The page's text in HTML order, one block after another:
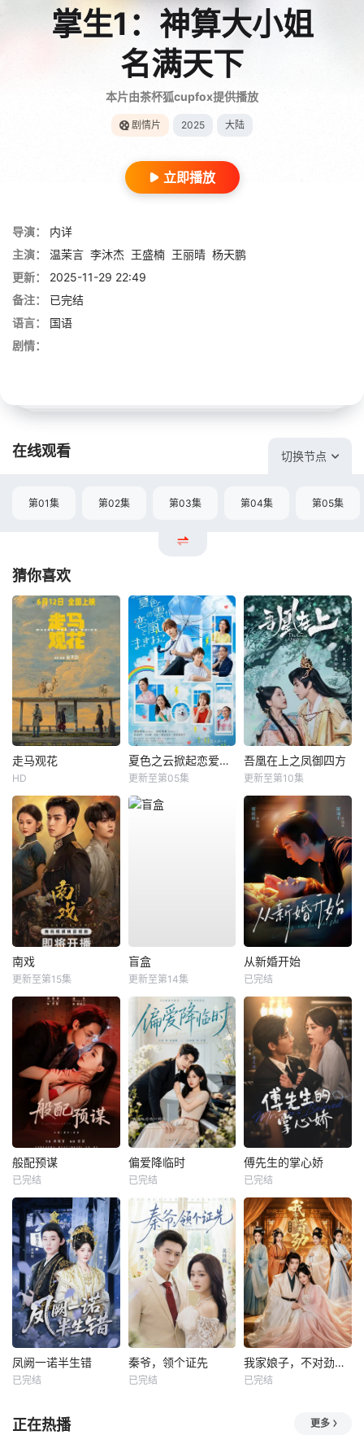
掌生1：神算大小姐
名满天下
本片由茶杯狐cupfox提供播放
剧情片 2025 大陆
立即播放
导演：
内详
主演：
温茉言 李沐杰 王盛楠 王丽晴 杨天鹏
更新：
2025-11-29 22:49
备注：
已完结
语言：
国语
剧情：
在线观看 切换节点
第01集 第02集 第03集 第04集 第05集
猜你喜欢
走马观花
HD
夏色之云掀起恋爱与风暴
更新至第05集
吾凰在上之凤御四方
更新至第10集
南戏
更新至第15集
盲盒
更新至第14集
从新婚开始
已完结
般配预谋
已完结
偏爱降临时
已完结
傅先生的掌心娇
已完结
凤阙一诺半生错
已完结
秦爷，领个证先
已完结
我家娘子，不对劲第四季
已完结
正在热播 更多